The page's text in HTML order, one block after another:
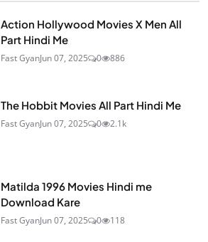
Action Hollywood Movies X Men All
Part Hindi Me
Fast GyanJun 07, 2025 0 886
The Hobbit Movies All Part Hindi Me
Fast GyanJun 07, 2025 0 2.1k
Matilda 1996 Movies Hindi me
Download Kare
Fast GyanJun 07, 2025 0 118